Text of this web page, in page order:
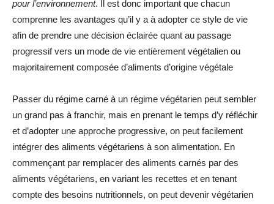
pour l’environnement. Il est donc important que chacun
comprenne les avantages qu’il y a à adopter ce style de vie
afin de prendre une décision éclairée quant au passage
progressif vers un mode de vie entièrement végétalien ou
majoritairement composée d’aliments d’origine végétale
Passer du régime carné à un régime végétarien peut sembler
un grand pas à franchir, mais en prenant le temps d’y réfléchir
et d’adopter une approche progressive, on peut facilement
intégrer des aliments végétariens à son alimentation. En
commençant par remplacer des aliments carnés par des
aliments végétariens, en variant les recettes et en tenant
compte des besoins nutritionnels, on peut devenir végétarien